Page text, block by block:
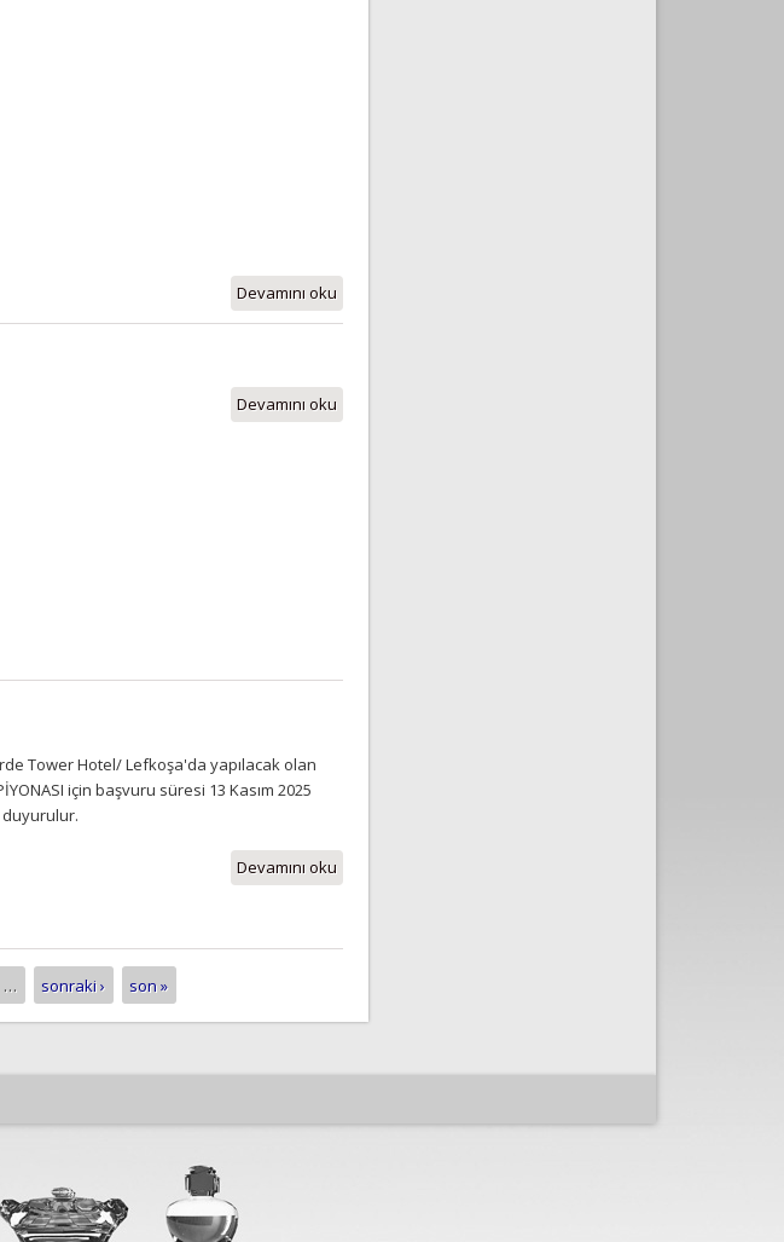
Devamını oku
Devamını oku
Tower Hotel/ Lefkoşa'da yapılacak olan
için başvuru süresi 13 Kasım 2025
duyurulur.
Devamını oku
… sonraki › son »